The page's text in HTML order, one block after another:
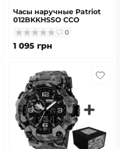
Часы наручные Patriot
012BKKHSSO ССО
Черные из хаки +
Коробка
0
1 095 грн